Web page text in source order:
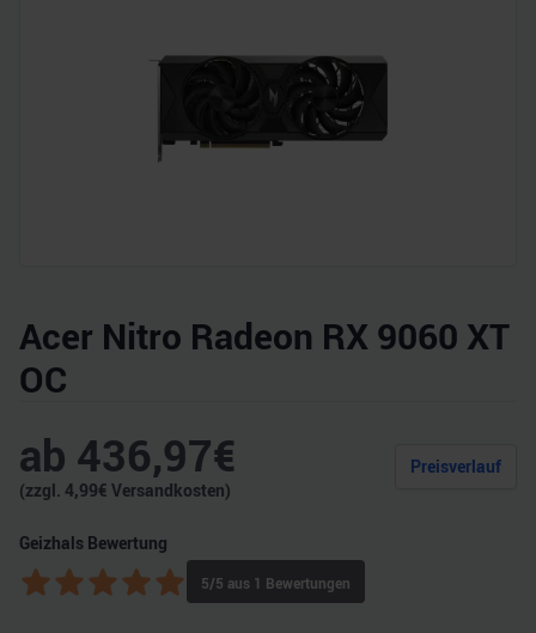
Acer Nitro Radeon RX 9060 XT
OC
ab 436,97€
(zzgl. 4,99€ Versandkosten)
Preisverlauf
Geizhals Bewertung
5/5 aus 1 Bewertungen